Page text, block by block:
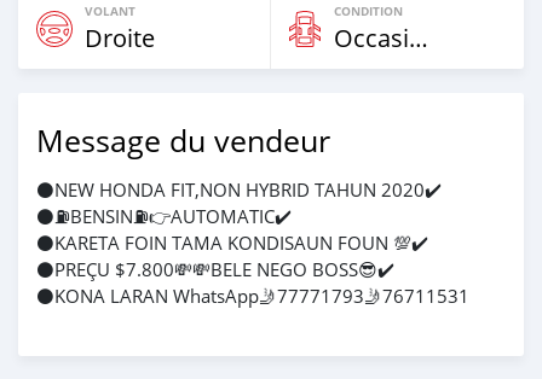
VOLANT
Droite
CONDITION
Occasion
Message du vendeur
⚫️NEW HONDA FIT,NON HYBRID TAHUN 2020✔️
⚫️⛽️BENSIN⛽️👉AUTOMATIC✔️
⚫️KARETA FOIN TAMA KONDISAUN FOUN 💯✔️
⚫️PREÇU $7.800💸💸BELE NEGO BOSS😎✔️
⚫️KONA LARAN WhatsApp🤳77771793🤳76711531